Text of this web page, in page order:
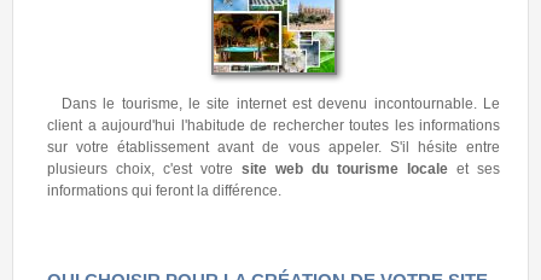
Dans le tourisme, le site internet est devenu incontournable. Le
client a aujourd'hui l'habitude de rechercher toutes les informations
sur votre établissement avant de vous appeler. S'il hésite entre
plusieurs choix, c'est votre site web du tourisme locale et ses
informations qui feront la différence.